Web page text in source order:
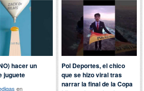
hacer un
juguete
en
Pol Deportes, el chico
que se hizo viral tras
narrar la final de la Copa